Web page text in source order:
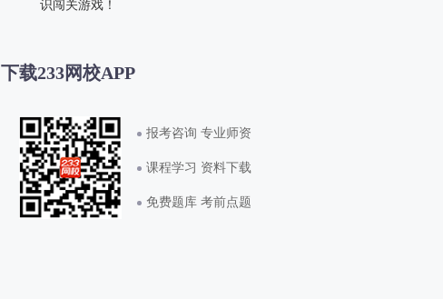
识闯关游戏！
下载233网校APP
报考咨询 专业师资
课程学习 资料下载
免费题库 考前点题